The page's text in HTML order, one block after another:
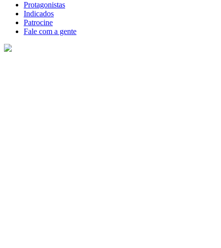
Protagonistas
Indicados
Patrocine
Fale com a gente